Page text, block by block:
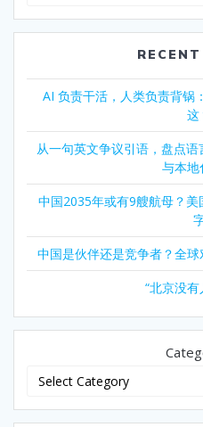
AI 负责干活，人类负责背锅
这
从一句英文争议引语，盘点
与本地
中国2035年或有9艘航母？
中国是伙伴还是竞争者？全
“北京没